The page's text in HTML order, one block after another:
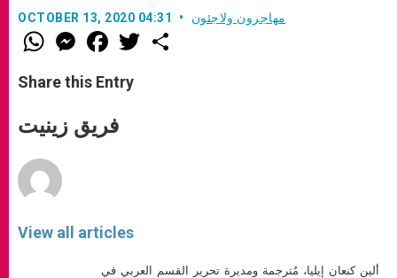
OCTOBER 13, 2020 04:31 مهاجرون ولاجئون
W
h
t
s
p
p
M
e
s
e
g
e
F
a
e
b
o
k
w
Share this Entry
فريق زينيت
View all articles
ألين كنعان إيليا، مُترجمة ومديرة تحرير القسم العربي في